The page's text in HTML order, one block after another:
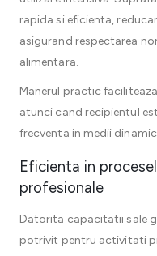
rapida si eficienta,
asigurand respectarea
alimentara.
Manerul practic
atunci cand recipientul
frecventa in medii
Eficienta in
profesionale
Datorita capacitatii sale
potrivit pentru activitati